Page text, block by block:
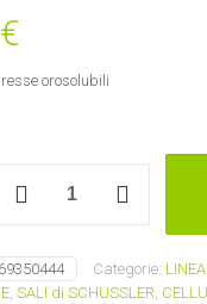
€
orosolubili
Categorie:
SALI di SCHUSSLER